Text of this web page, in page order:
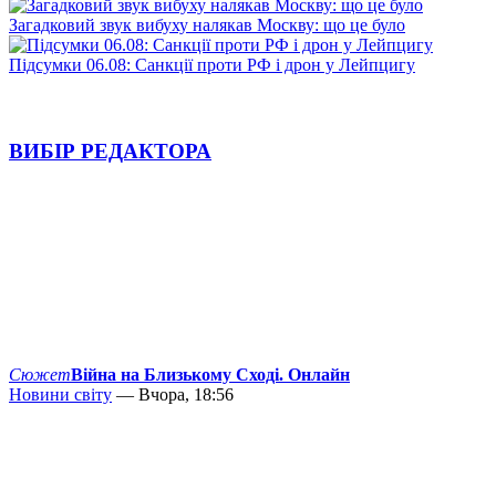
Загадковий звук вибуху налякав Москву: що це було
Підсумки 06.08: Санкції проти РФ і дрон у Лейпцигу
ВИБІР РЕДАКТОРА
СюжетВійна на Близькому Сході. Онлайн
Новини світу — Вчора, 18:56